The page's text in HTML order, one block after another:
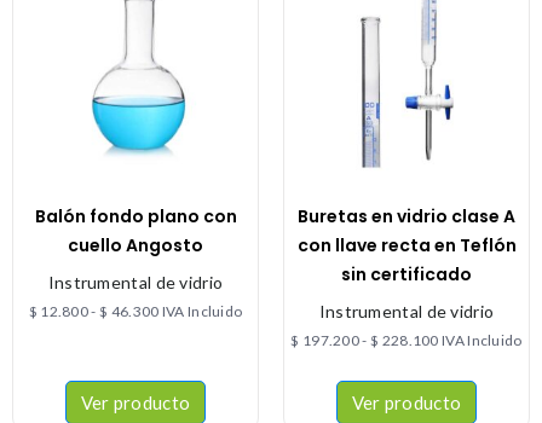
Balón fondo plano con
cuello Angosto
Instrumental de vidrio
$ 12.800- $ 46.300 IVA Incluido
Ver producto
Buretas en vidrio clase A
con llave recta en Teflón
sin certificado
Instrumental de vidrio
$ 197.200- $ 228.100 IVA Incluido
Ver producto